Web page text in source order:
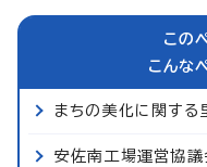
この
こんな
まちの美化に関する
安佐南工場運営協議